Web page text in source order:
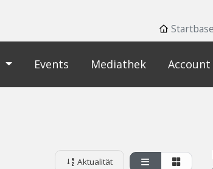
Events Mediathek Account
Aktualität